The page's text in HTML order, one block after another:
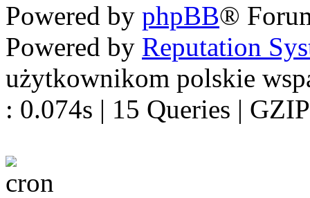
Powered by phpBB®
Powered by Reputation
użytkownikom polskie
: 0.074s | 15 Queries |